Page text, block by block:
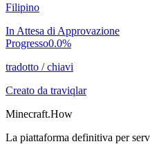
Filipino
In Attesa di Approvazione
Progresso0.0%
tradotto /chiavi
Creato da traviqlar
Minecraft.How
La piattaforma definitiva per